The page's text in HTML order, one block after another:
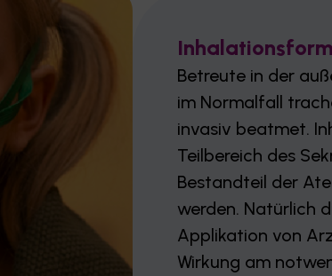
Betreute in der
im Normalfall
invasiv beatmet.
Teilbereich des
Bestandteil der
werden. Natürlich
Applikation von
Wirkung am